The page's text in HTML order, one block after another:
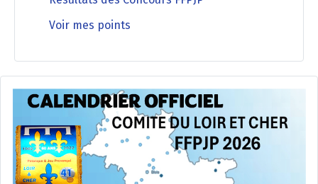
Voir mes points